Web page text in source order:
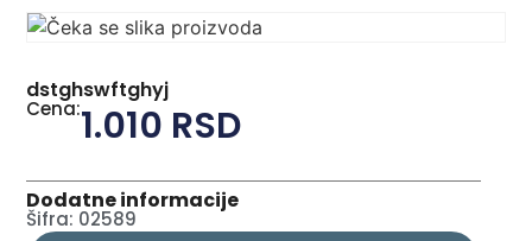
dstghswftghyj
Cena:1.010 RSD
Dodatne informacije
Šifra: 02589